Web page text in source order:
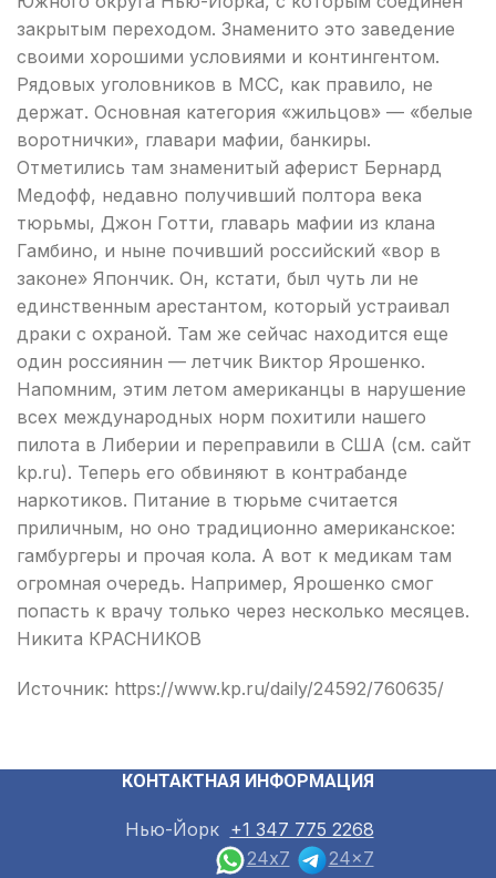
закрытым переходом. Знаменито это заведение
своими хорошими условиями и контингентом.
Рядовых уголовников в МСС, как правило, не
держат. Основная категория «жильцов» — «белые
воротнички», главари мафии, банкиры.
Отметились там знаменитый аферист Бернард
Медофф, недавно получивший полтора века
тюрьмы, Джон Готти, главарь мафии из клана
Гамбино, и ныне почивший российский «вор в
законе» Япончик. Он, кстати, был чуть ли не
единственным арестантом, который устраивал
драки с охраной. Там же сейчас находится еще
один россиянин — летчик Виктор Ярошенко.
Напомним, этим летом американцы в нарушение
всех международных норм похитили нашего
пилота в Либерии и переправили в США (см. сайт
kp.ru). Теперь его обвиняют в контрабанде
наркотиков. Питание в тюрьме считается
приличным, но оно традиционно американское:
гамбургеры и прочая кола. А вот к медикам там
огромная очередь. Например, Ярошенко смог
попасть к врачу только через несколько месяцев.
Никита КРАСНИКОВ
Источник: https://www.kp.ru/daily/24592/760635/
КОНТАКТНАЯ ИНФОРМАЦИЯ
Нью-Йорк +1 347 775 2268
24x7
24x7